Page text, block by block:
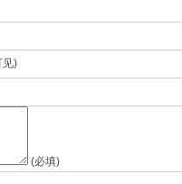
见)
(必填)